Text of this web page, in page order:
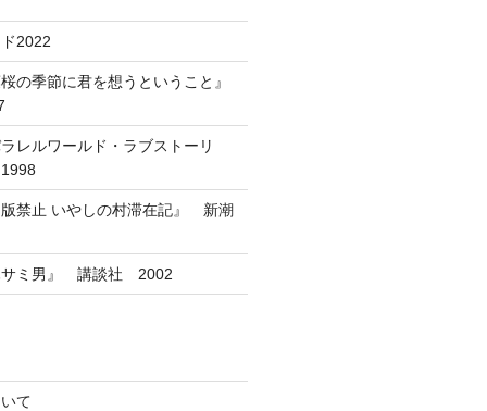
2022
の季節に君を想うということ』
レルワールド・ラブストーリ
禁止 いやしの村滞在記』 新潮
ミ男』 講談社 2002
て